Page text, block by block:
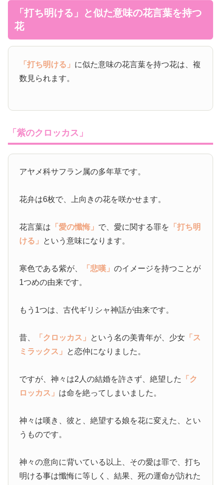
「打ち明ける」と似た意味の花言葉を持つ
花
「打ち明ける」 に似た意味の花言葉を持つ花は、複
数見られます。
「紫のクロッカス」
アヤメ科サフラン属の多年草です。
花弁は6枚で、上向きの花を咲かせます。
花言葉は 「愛の懺悔」 で、愛に関する罪を 「打ち明
ける」 という意味になります。
寒色である紫が、 「悲嘆」のイメージを持つことが
1つめの由来です。
もう1つは、古代ギリシャ神話が由来です。
昔、 「クロッカス」 という名の美青年が、少女 「ス
ミラックス」 と恋仲になりました。
ですが、神々は2人の結婚を許さず、絶望した
「ク
ロッカス」 は命を絶ってしまいました。
神々は嘆き、彼と、絶望する娘を花に変えた、とい
うものです。
神々の意向に背いている以上、その愛は罪で、打ち
明ける事は懺悔に等しく、結果、死の運命が訪れた